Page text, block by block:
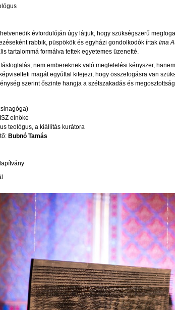
évfordulóján úgy látjuk, hogy szükségszerű
rabbik, püspökök és egyházi gondolkodók írtak Ima
tartalommá formálva tettek egyetemes üzenetté.
nem embereknek való megfelelési kényszer,
magát egyúttal kifejezi, hogy összefogásra van
szerint őszinte hangja a szétszakadás és
elnöke
teológus, a kiállítás kurátora
Bubnó Tamás